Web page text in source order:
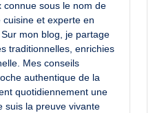
connue sous le nom de
cuisine et experte en
mon blog, je partage
traditionnelles, enrichies
Mes conseils
authentique de la
quotidiennement une
suis la preuve vivante